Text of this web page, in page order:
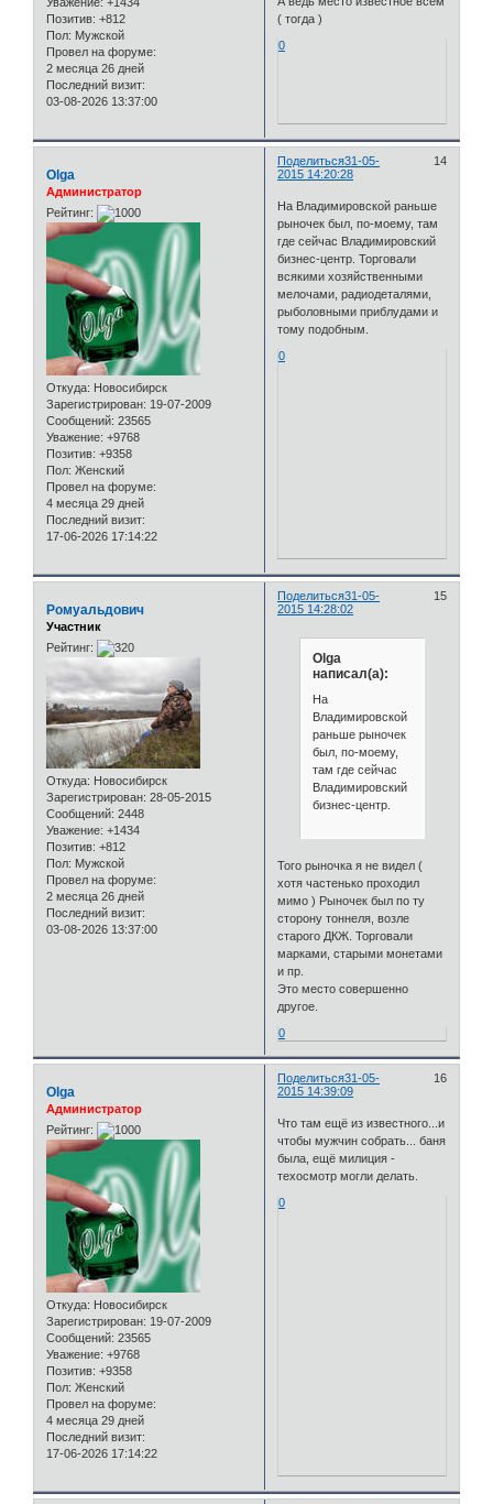
Позитив: +812
Пол: Мужской
Провел на форуме:
2 месяца 26 дней
Последний визит:
03-08-2026 13:37:00
( тогда )
0
Поделиться 14
31-05-
2015 14:20:28
Olga
Администратор
Рейтинг:
Откуда: Новосибирск
Зарегистрирован: 19-07-2009
Сообщений: 23565
Уважение: +9768
Позитив: +9358
Пол: Женский
Провел на форуме:
4 месяца 29 дней
Последний визит:
17-06-2026 17:14:22
На Владимировской раньше
рыночек был, по-моему, там
где сейчас Владимировский
бизнес-центр. Торговали
всякими хозяйственными
мелочами, радиодеталями,
рыболовными приблудами и
тому подобным.
0
Поделиться 15
31-05-
2015 14:28:02
Ромуальдович
Участник
Рейтинг:
Откуда: Новосибирск
Зарегистрирован: 28-05-2015
Сообщений: 2448
Уважение: +1434
Позитив: +812
Пол: Мужской
Провел на форуме:
2 месяца 26 дней
Последний визит:
03-08-2026 13:37:00
Olga
написал(а):
На
Владимировской
раньше рыночек
был, по-моему,
там где сейчас
Владимировский
бизнес-центр.
Того рыночка я не видел (
хотя частенько проходил
мимо ) Рыночек был по ту
сторону тоннеля, возле
старого ДКЖ. Торговали
марками, старыми монетами
и пр.
Это место совершенно
другое.
0
Поделиться 16
31-05-
2015 14:39:09
Olga
Администратор
Рейтинг:
Откуда: Новосибирск
Зарегистрирован: 19-07-2009
Сообщений: 23565
Уважение: +9768
Позитив: +9358
Пол: Женский
Провел на форуме:
4 месяца 29 дней
Последний визит:
17-06-2026 17:14:22
Что там ещё из известного...и
чтобы мужчин собрать... баня
была, ещё милиция -
техосмотр могли делать.
0